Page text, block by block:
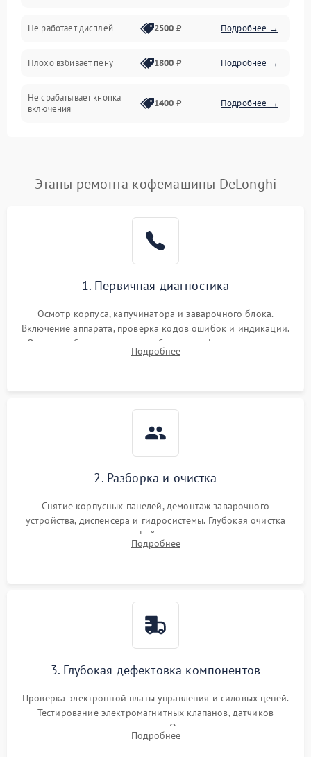
Управление и электроника
Программное обеспечение
Не работает дисплей 2500 ₽ Подробнее →
Плохо взбивает пену 1800 ₽ Подробнее →
Не срабатывает кнопка
включения
1400 ₽ Подробнее →
Постоянные сбои в работе Подробнее →
Этапы ремонта кофемашины DeLonghi
1. Первичная диагностика
Осмотр корпуса, капучинатора и заварочного блока.
Включение аппарата, проверка кодов ошибок и индикации.
Оценка работы помпы, термоблока и кофемолки на слух.
Измерение температуры и давления воды для выявления
Подробнее
2. Разборка и очистка
Снятие корпусных панелей, демонтаж заварочного
устройства, диспенсера и гидросистемы. Глубокая очистка
внутренних узлов от кофейных масел, жмыха и накипи.
Промывка дренажных каналов и фильтров с использованием
Подробнее
3. Глубокая дефектовка компонентов
Проверка электронной платы управления и силовых цепей.
Тестирование электромагнитных клапанов, датчиков
температуры и расходомера. Оценка степени износа
жерновов кофемолки, уплотнительных колец гидросистемы
Подробнее